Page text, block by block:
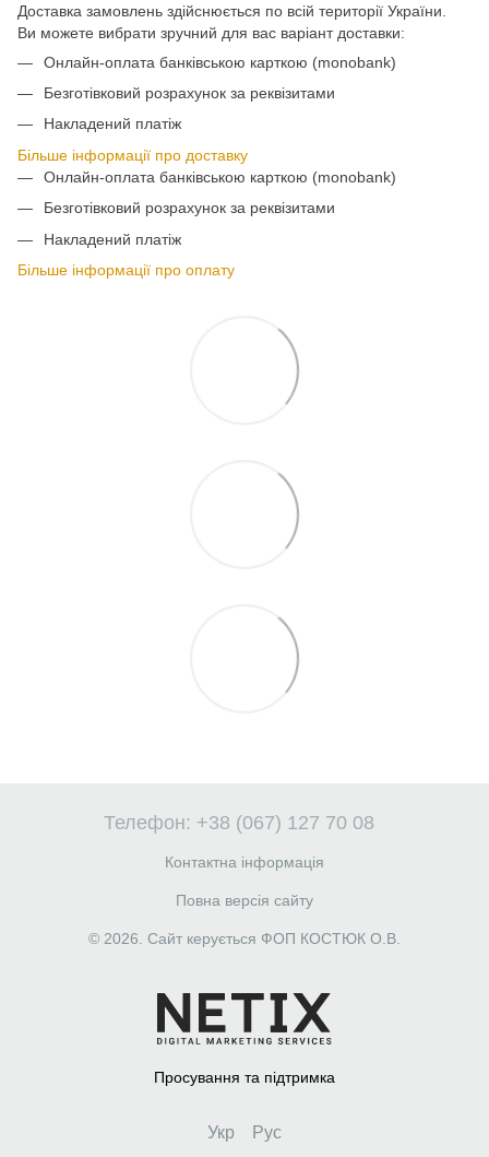
Доставка замовлень здійснюється по всій території України.
Ви можете вибрати зручний для вас варіант доставки:
Онлайн-оплата банківською карткою (monobank)
Безготівковий розрахунок за реквізитами
Накладений платіж
Більше інформації про доставку
Онлайн-оплата банківською карткою (monobank)
Безготівковий розрахунок за реквізитами
Накладений платіж
Більше інформації про оплату
Телефон: +38 (067) 127 70 08
Контактна інформація
Повна версія сайту
© 2026. Сайт керується ФОП КОСТЮК О.В.
Просування та підтримка
Укр Рус